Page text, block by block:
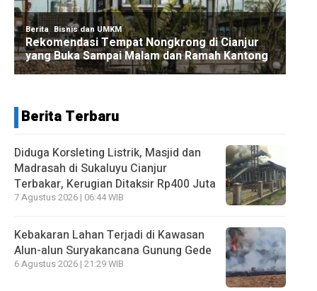
Berita Terbaru
Diduga Korsleting Listrik, Masjid dan
Madrasah di Sukaluyu Cianjur
Terbakar, Kerugian Ditaksir Rp400 Juta
7 Agustus 2026 | 06:44 WIB
Kebakaran Lahan Terjadi di Kawasan
Alun-alun Suryakancana Gunung Gede
6 Agustus 2026 | 21:29 WIB